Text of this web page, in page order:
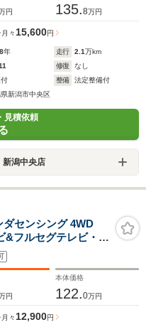
円 135.8万円
月々 15,600円
年 走行 2.1万km
修復
なし
整備
法定整備付
新潟市中央区
見積依頼
新潟中央店
ダセンシング 4WD
フルセグテレビ・
カメラ・ビルトイン
円
本体価格
122.0万円
月々 12,900円